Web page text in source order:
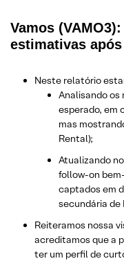
Vamos
estimativas
Neste relatório
Analisando os
esperado, em
mas
Rental);
Atualizando
follow-on
captados em
secundária de
Reiteramos nossa
acreditamos que a
ter um perfil de